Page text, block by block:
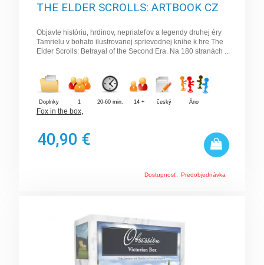
THE ELDER SCROLLS: ARTBOOK CZ
Objavte históriu, hrdinov, nepriateľov a legendy druhej éry
Tamrielu v bohato ilustrovanej sprievodnej knihe k hre The
Elder Scrolls: Betrayal of the Second Era. Na 180 stranách ...
Doplnky 1 20-60 min. 14 + český Áno
Fox in the box,
40,90 €
Dostupnosť: Predobjednávka